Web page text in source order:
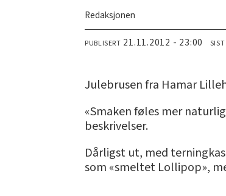
Redaksjonen
PUBLISERT 21.11.2012 - 23:00
Julebrusen fra Hamar
«Smaken føles mer
beskrivelser.
Dårligst ut, med
som «smeltet Lollipop»,